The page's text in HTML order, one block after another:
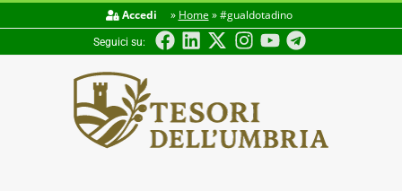
Accedi » Home »#gualdotadino
Seguici su: